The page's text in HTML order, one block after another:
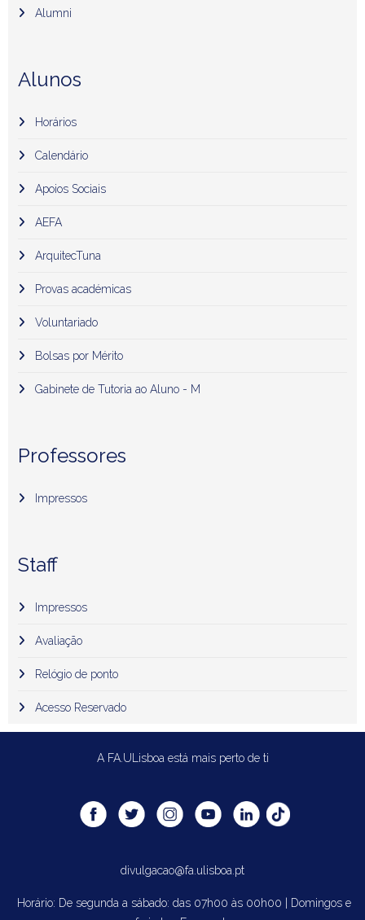
Alumni
Alunos
Horários
Calendário
Apoios Sociais
AEFA
ArquitecTuna
Provas académicas
Voluntariado
Bolsas por Mérito
Gabinete de Tutoria ao Aluno - M
Professores
Impressos
Staff
Impressos
Avaliação
Relógio de ponto
Acesso Reservado
A FA.ULisboa está mais perto de ti
divulgacao@fa.ulisboa.pt
Horário: De segunda a sábado: das 07h00 às 00h00 | Domingos e